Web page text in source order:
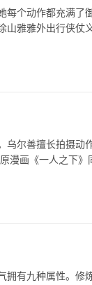
每个动作都充满了
山雅雅外出行侠仗
乌尔善擅长拍摄动
漫画《一人之下
拥有九种属性。修